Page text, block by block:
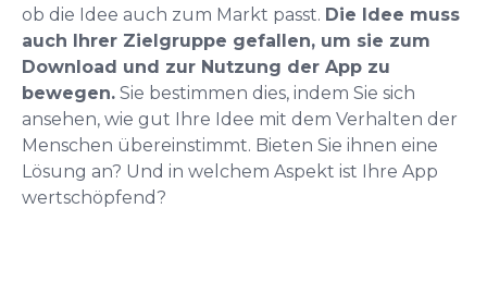
ob die Idee auch zum Markt passt. Die Idee muss
auch Ihrer Zielgruppe gefallen, um sie zum
Download und zur Nutzung der App zu
bewegen. Sie bestimmen dies, indem Sie sich
ansehen, wie gut Ihre Idee mit dem Verhalten der
Menschen übereinstimmt. Bieten Sie ihnen eine
Lösung an? Und in welchem Aspekt ist Ihre App
wertschöpfend?